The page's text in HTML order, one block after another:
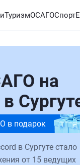
ТуризмОСАГОСпорт
на
в подарок
в Сургуте стало
от 15 ведущих